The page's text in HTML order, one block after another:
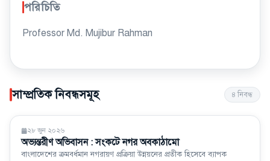
পরিচিতি
Professor Md. Mujibur Rahman
সাম্প্রতিক নিবন্ধসমূহ ৪ নিবন্ধ
মতামত
২৮ জুন ২০২৬
অভ্যন্তরীণ অভিবাসন : সংকটে নগর অবকাঠামো
বাংলাদেশের ক্রমবর্ধমান নগরায়ণ প্রক্রিয়া উন্নয়নের প্রতীক হিসেবে ব্যাপক